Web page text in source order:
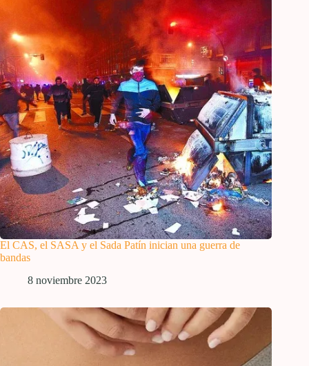
El CAS, el SASA y el Sada Patín inician una guerra de
bandas
8 noviembre 2023